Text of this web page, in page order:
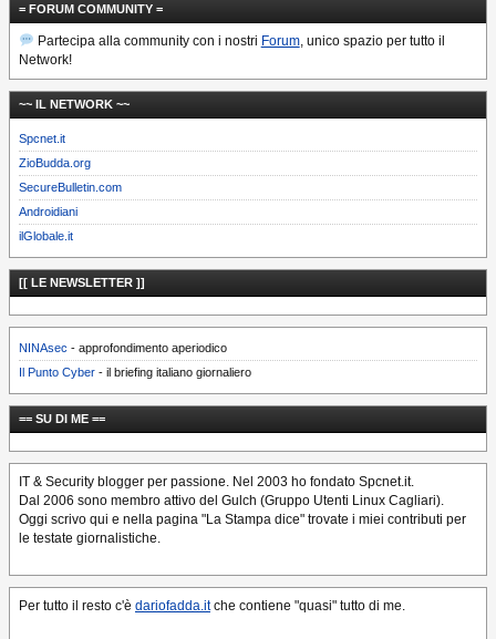
= FORUM COMMUNITY =
Partecipa alla community con i nostri Forum, unico spazio per tutto il
Network!
~~ IL NETWORK ~~
Spcnet.it
ZioBudda.org
SecureBulletin.com
Androidiani
ilGlobale.it
[[ LE NEWSLETTER ]]
NINAsec - approfondimento aperiodico
Il Punto Cyber - il briefing italiano giornaliero
== SU DI ME ==
IT & Security blogger per passione. Nel 2003 ho fondato Spcnet.it.
Dal 2006 sono membro attivo del Gulch (Gruppo Utenti Linux Cagliari).
Oggi scrivo qui e nella pagina "La Stampa dice" trovate i miei contributi per
le testate giornalistiche.
Per tutto il resto c'è dariofadda.itche contiene "quasi" tutto di me.